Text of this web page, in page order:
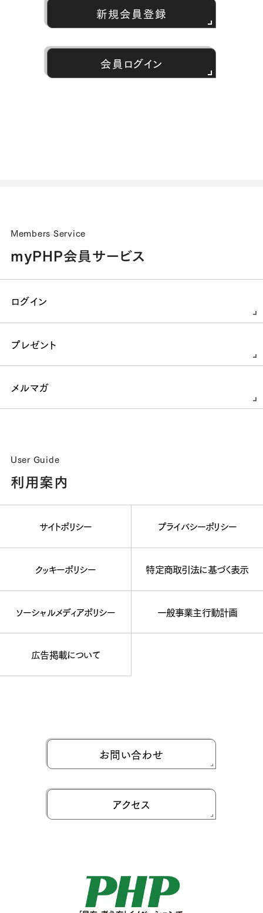
新規会員登録
会員ログイン
Members Service
myPHP会員サービス
ログイン
プレゼント
メルマガ
User Guide
利用案内
サイトポリシー プライバシーポリシー
クッキーポリシー 特定商取引法に基づく表示
ソーシャルメディアポリシー 一般事業主行動計画
広告掲載について
お問い合わせ
アクセス